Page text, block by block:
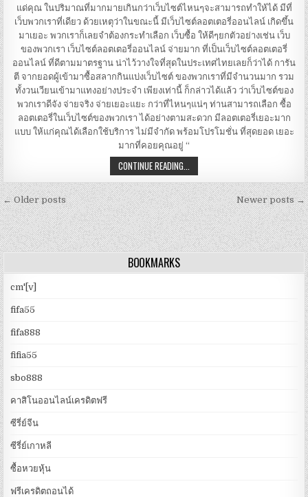
แด่คุณ ในปริมาณที่มากมายเกินกว่าเว็บไซต์ไหนๆจะสามารถทำให้ได้ มีที่
เว็บพวกเราที่เดียว ด้วยเหตุว่าในขณะนี้ มีเว็บไซต์ลอตเตอรี่ออนไลน์ เกิดขึ้น
มาเยอะ พวกเราก็เลยจำต้องกระทำเลือก เว็บซื้อ ให้ดีๆยกตัวอย่างเช่น เว็บ
ของพวกเรา เว็บไซต์ลอตเตอรี่ออนไลน์ จ่ายมาก ที่เป็นเว็บไซต์ลอตเตอรี่
ออนไลน์ ที่ดีตามมาตรฐาน น่าไว้วางใจที่สุดในประเทศไทยเลยก็ว่าได้ การัน
ตี จากยอดผู้เข้ามาซื้อสลากกินแบ่งเว็บไซต์ ของพวกเราที่มีจำนวนมาก รวม
ทั้งวนเวียนเข้ามาแทงอย่างประจำ เพียงเท่านี้ ก็กล่าวได้แล้ว ว่าเว็บไซต์ของ
พวกเราดีจัง จ่ายจริง จ่ายเยอะแยะ กว่าที่ไหนๆแน่ๆ ท่านสามารถเลือก ซื้อ
ลอตเตอรี่ในเว็บไซต์ของพวกเรา ได้อย่างตามสะดวก มีลอตเตอรี่เยอะมาก
แบบ ให้แก่คุณได้เลือกใช้บริการ ไม่มีจำกัด พร้อมโปรโมชั่น ที่สุดยอด เยอะ
มากที่คอยคุณอยู่ “
CONTINUE READING...
กิน
แบ่ง
ราย
วัน เว็บไซต์
ลอตเตอรี่
ออนไลน์ จ่าย
มาก ที่
เป็น
เว็บไซต์
สลาก
แบ่ง
Posts
navigation
← Older posts Newer posts →
BOOKMARKS
cm'[v]
fifa55
fifa888
fifia55
sbo888
คาสิโนออนไลน์เครดิตฟรี
ซีรี่ย์จีน
ซีรี่ย์เกาหลี
ซื้อหวยหุ้น
ฟรีเครดิตถอนได้